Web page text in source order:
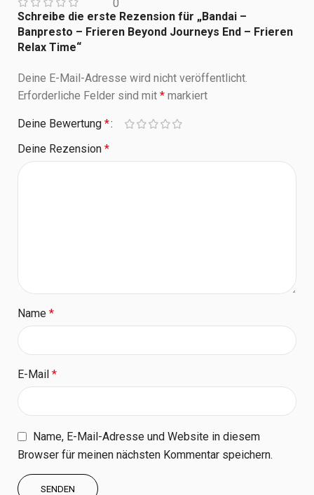
0
Schreibe die erste Rezension für „Bandai –
Banpresto – Frieren Beyond Journeys End – Frieren
Relax Time“
Deine E-Mail-Adresse wird nicht veröffentlicht.
Erforderliche Felder sind mit * markiert
Deine Bewertung *
Deine Rezension *
Name *
E-Mail *
Name, E-Mail-Adresse und Website in diesem
Browser für meinen nächsten Kommentar speichern.